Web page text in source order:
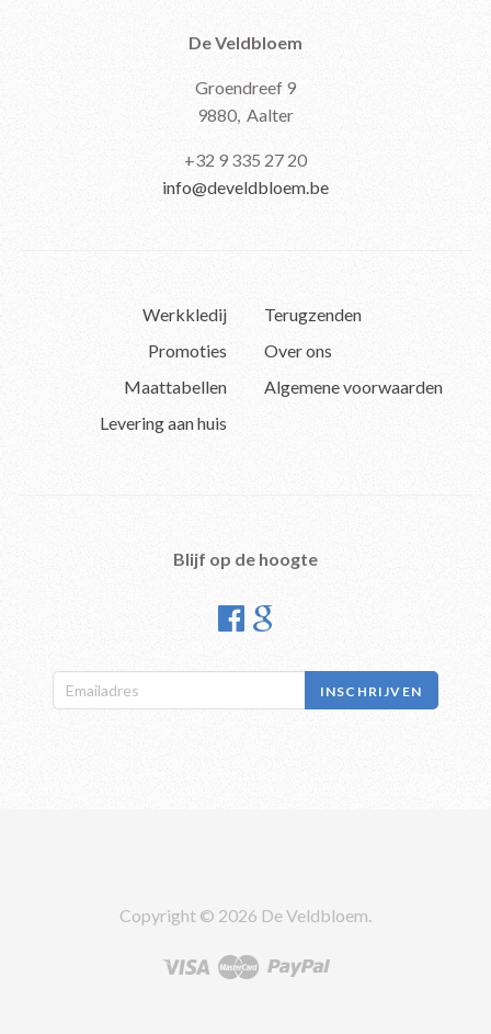
De Veldbloem
Groendreef 9
9880, Aalter
+32 9 335 27 20
info@develdbloem.be
Werkkledij
Promoties
Maattabellen
Levering aan huis
Terugzenden
Over ons
Algemene voorwaarden
Blijf op de hoogte
 
Copyright © 2026 De Veldbloem.
  